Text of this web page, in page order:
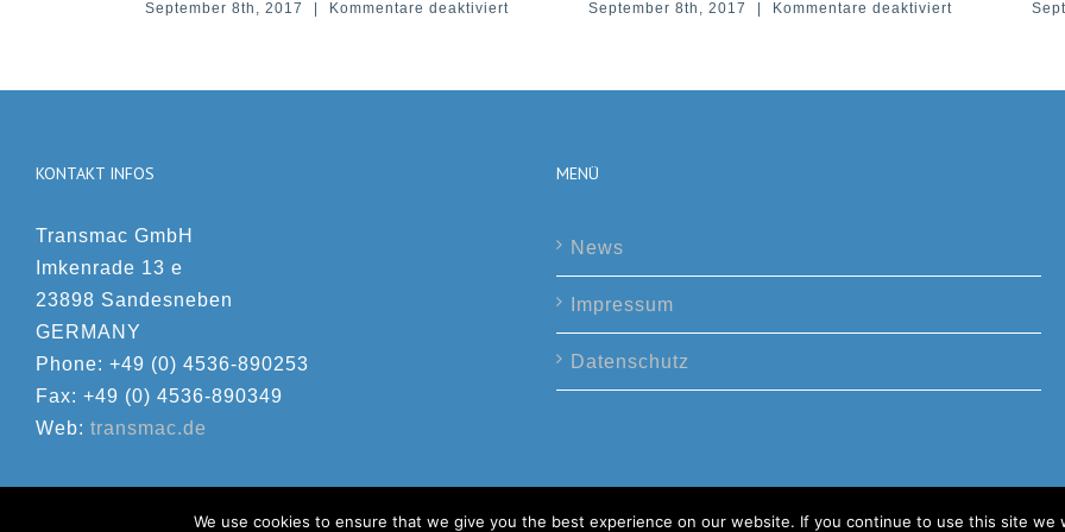
September 8th, 2017 | Kommentare deaktiviertfür
Kartenleser
September 8th, 2017 | Kommentare deaktiviertfür
Modul
September 8th, 2017 |
KONTAKT INFOS
Transmac GmbH
Imkenrade 13 e
23898 Sandesneben
GERMANY
Phone: +49 (0) 4536-890253
Fax: +49 (0) 4536-890349
Web: transmac.de
MENÜ
News
Impressum
Datenschutz
We use cookies to ensure that we give you the best experience on our website. If you continue to use this site we